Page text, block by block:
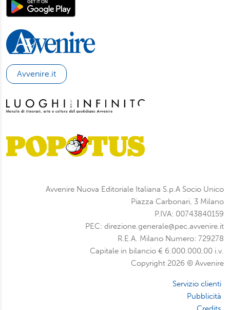
Avvenire.it
Avvenire Nuova Editoriale Italiana S.p.A Socio Unico
Piazza Carbonari, 3 Milano
P.IVA: 00743840159
PEC: direzione.generale@pec.avvenire.it
R.E.A. Milano Numero: 729278
Capitale in bilancio € 6.000.000,00 i.v.
Copyright 2026 © Avvenire
Servizio clienti
Pubblicità